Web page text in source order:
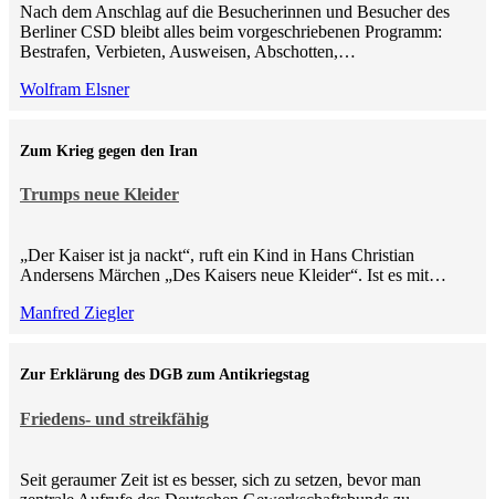
Nach dem Anschlag auf die Besucherinnen und Besucher des
Berliner CSD bleibt alles beim vorgeschriebenen Programm:
Bestrafen, Verbieten, Ausweisen, Abschotten,…
Wolfram Elsner
Trumps neue Kleider
Zum Krieg gegen den Iran
„Der Kaiser ist ja nackt“, ruft ein Kind in Hans Christian
Andersens Märchen „Des Kaisers neue Kleider“. Ist es mit…
Manfred Ziegler
Friedens- und streikfähig
Zur Erklärung des DGB zum Antikriegstag
Seit geraumer Zeit ist es besser, sich zu setzen, bevor man